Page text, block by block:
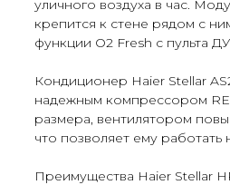
уличного воздуха в час.
крепится к стене рядом с
функции O2 Fresh с пульта
Кондиционер Haier Stellar
надежным компрессором
размера, вентилятором
что позволяет ему работать
Преимущества Haier Stellar